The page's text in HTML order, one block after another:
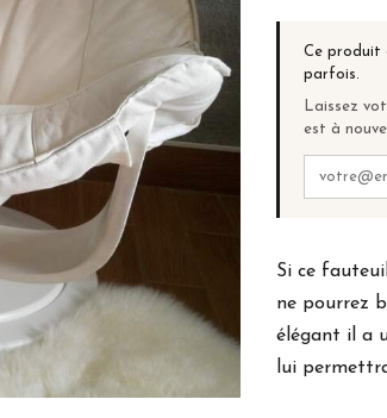
Ce produit
parfois.
Laissez
est à
Si ce
ne pourrez
élégant il a
lui